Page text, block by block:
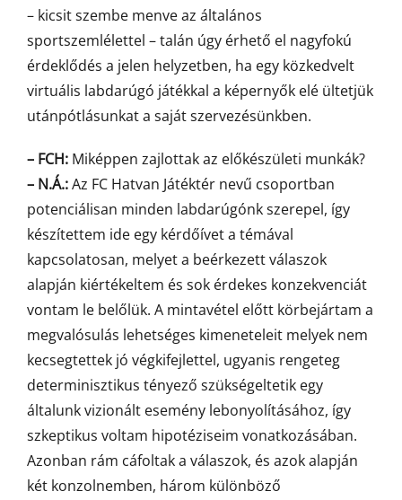
– kicsit szembe menve az általános
sportszemlélettel – talán úgy érhető el nagyfokú
érdeklődés a jelen helyzetben, ha egy közkedvelt
virtuális labdarúgó játékkal a képernyők elé ültetjük
utánpótlásunkat a saját szervezésünkben.
– FCH: Miképpen zajlottak az előkészületi munkák?
– N.Á.:Az FC Hatvan Játéktér nevű csoportban
potenciálisan minden labdarúgónk szerepel, így
készítettem ide egy kérdőívet a témával
kapcsolatosan, melyet a beérkezett válaszok
alapján kiértékeltem és sok érdekes konzekvenciát
vontam le belőlük. A mintavétel előtt körbejártam a
megvalósulás lehetséges kimeneteleit melyek nem
kecsegtettek jó végkifejlettel, ugyanis rengeteg
determinisztikus tényező szükségeltetik egy
általunk vizionált esemény lebonyolításához, így
szkeptikus voltam hipotéziseim vonatkozásában.
Azonban rám cáfoltak a válaszok, és azok alapján
két konzolnemben, három különböző